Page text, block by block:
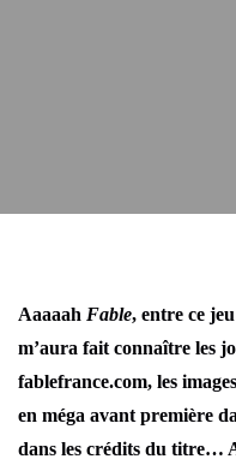
Aaaaah Fable, entre ce
m’aura fait connaître les
fablefrance.com, les
en méga avant première
dans les crédits du titre…